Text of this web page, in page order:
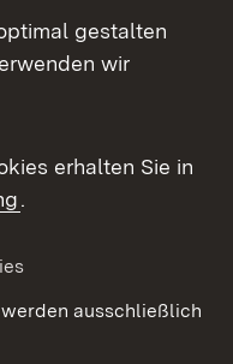
gestalten
wir
erhalten Sie in
.
ausschließlich